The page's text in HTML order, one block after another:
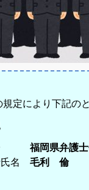
定により下記の
会
福岡県弁護
氏名 毛利 倫